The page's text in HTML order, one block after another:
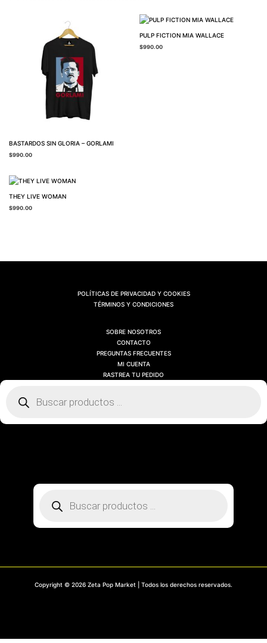
BASTARDOS SIN GLORIA – GORLAMI
$990.00
PULP FICTION MIA WALLACE
$990.00
THEY LIVE WOMAN
$990.00
POLÍTICAS DE PRIVACIDAD Y COOKIES
TÉRMINOS Y CONDICIONES
SOBRE NOSOTROS
CONTACTO
PREGUNTAS FRECUENTES
MI CUENTA
RASTREA TU PEDIDO
Búsqueda
Búsqueda
Copyright © 2026 Zeta Pop Market | Todos los derechos reservados.